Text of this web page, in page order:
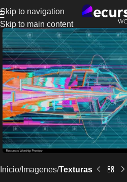
Skip to navigation
Skip to main content
Inicio Imagenes Texturas